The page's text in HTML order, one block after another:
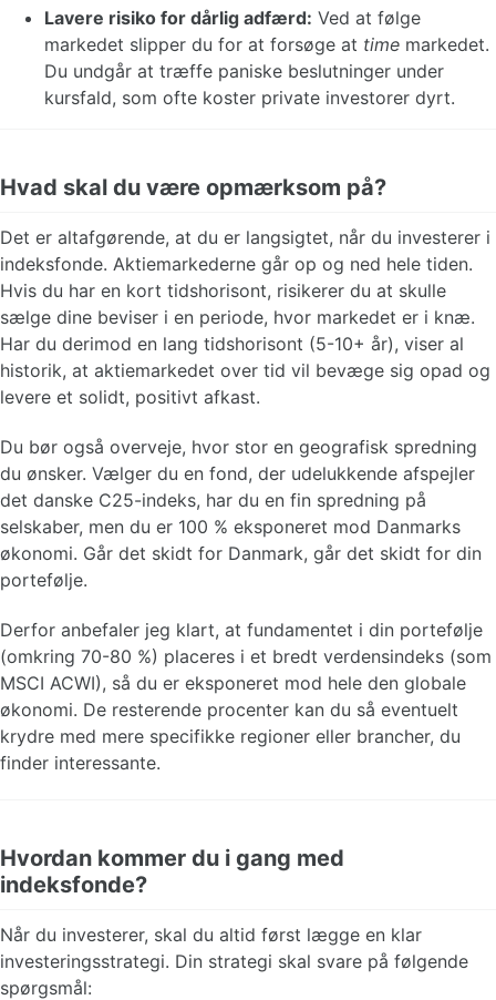
Lavere risiko for dårlig adfærd: Ved at følge
markedet slipper du for at forsøge at time markedet.
Du undgår at træffe paniske beslutninger under
kursfald, som ofte koster private investorer dyrt.
Hvad skal du være opmærksom på?
Det er altafgørende, at du er langsigtet, når du investerer i
indeksfonde. Aktiemarkederne går op og ned hele tiden.
Hvis du har en kort tidshorisont, risikerer du at skulle
sælge dine beviser i en periode, hvor markedet er i knæ.
Har du derimod en lang tidshorisont (5-10+ år), viser al
historik, at aktiemarkedet over tid vil bevæge sig opad og
levere et solidt, positivt afkast.
Du bør også overveje, hvor stor en geografisk spredning
du ønsker. Vælger du en fond, der udelukkende afspejler
det danske C25-indeks, har du en fin spredning på
selskaber, men du er 100 % eksponeret mod Danmarks
økonomi. Går det skidt for Danmark, går det skidt for din
portefølje.
Derfor anbefaler jeg klart, at fundamentet i din portefølje
(omkring 70-80 %) placeres i et bredt verdensindeks (som
MSCI ACWI), så du er eksponeret mod hele den globale
økonomi. De resterende procenter kan du så eventuelt
krydre med mere specifikke regioner eller brancher, du
finder interessante.
Hvordan kommer du i gang med
indeksfonde?
Når du investerer, skal du altid først lægge en klar
investeringsstrategi. Din strategi skal svare på følgende
spørgsmål: